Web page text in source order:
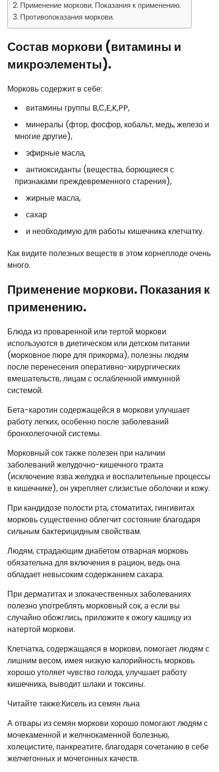
Применение моркови. Показания к применению.
Противопоказания моркови.
Состав моркови (витамины и
микроэлементы).
Морковь содержит в себе:
витамины группы B,С,E,K,PP,
минералы (фтор, фосфор, кобальт, медь, железо и
многие другие),
эфирные масла,
антиоксиданты (вещества, борющиеся с
признаками преждевременного старения),
жирные масла,
сахар
и необходимую для работы кишечника клетчатку.
Как видите полезных веществ в этом корнеплоде очень
много.
Применение моркови. Показания к
применению.
Блюда из проваренной или тертой моркови
используются в диетическом или детском питании
(морковное пюре для прикорма), полезны людям
после перенесения оперативно-хирургических
вмешательств, лицам с ослабленной иммунной
системой.
Бета-каротин содержащейся в моркови улучшает
работу легких, особенно после заболеваний
бронхолегочной системы.
Морковный сок также полезен при наличии
заболеваний желудочно-кишечного тракта
(исключение язва желудка и воспалительные процессы
в кишечнике), он укрепляет слизистые оболочки и кожу.
При кандидозе полости рта, стоматитах, гингивитах
морковь существенно облегчит состояние благодаря
сильным бактерицидным свойствам.
Людям, страдающим диабетом отварная морковь
обязательна для включения в рацион, ведь она
обладает невысоким содержанием сахара.
При дерматитах и злокачественных заболеваниях
полезно употреблять морковный сок, а если вы
случайно обожглись, приложите к ожогу кашицу из
натертой моркови.
Клетчатка, содержащаяся в моркови, помогает людям с
лишним весом, имея низкую калорийность морковь
хорошо утоляет чувство голода, улучшает работу
кишечника, выводит шлаки и токсины.
Читайте также:Кисель из семян льна
А отвары из семян моркови хорошо помогают людям с
мочекаменной и желчнокаменной болезнью,
холецистите, панкреатите, благодаря сочетанию в себе
желчегонных и мочегонных качеств.